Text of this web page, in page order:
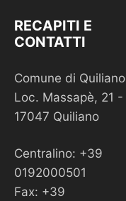
RECAPITI E
CONTATTI
Comune di Quiliano
Loc. Massapè, 21 -
17047 Quiliano
Centralino: +39
0192000501
Fax: +39